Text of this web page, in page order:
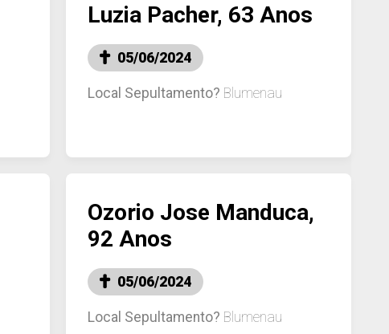
Luzia Pacher, 63 Anos
05/06/2024
Local Sepultamento? Blumenau
Ozorio Jose Manduca,
92 Anos
05/06/2024
Local Sepultamento? Blumenau